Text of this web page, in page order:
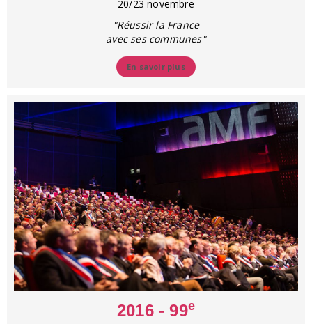
20/23 novembre
"Réussir la France
avec ses communes"
En savoir plus
2016 - 99e